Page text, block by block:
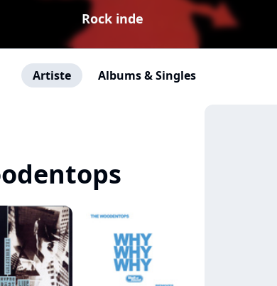
Rock inde
Artiste Albums & Singles